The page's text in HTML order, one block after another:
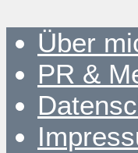
Über
PR &